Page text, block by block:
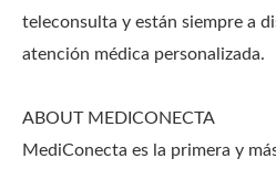
teleconsulta y están siempre a
atención médica personalizada.
ABOUT MEDICONECTA
MediConecta es la primera y